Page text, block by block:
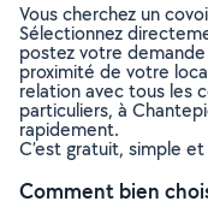
Vous cherchez un
Sélectionnez
postez votre
proximité de votre
relation avec tous les
particuliers, à
rapidement.
C’est gratuit, simple
Comment bien